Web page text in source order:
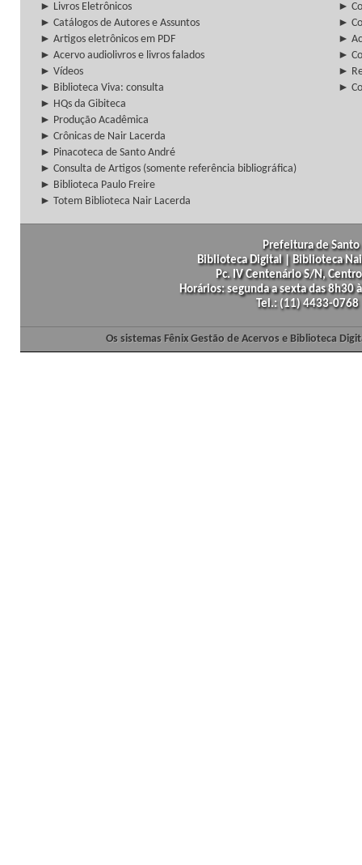
► Livros Eletrônicos
►
► Catálogos de Autores e Assuntos
►
► Artigos eletrônicos em PDF
►
► Acervo audiolivros e livros falados
►
► Vídeos
►
► Biblioteca Viva: consulta
►
► HQs da Gibiteca
► Produção Acadêmica
► Crônicas de Nair Lacerda
► Pinacoteca de Santo André
► Consulta de Artigos (somente referência bibliográfica)
► Biblioteca Paulo Freire
► Totem Biblioteca Nair Lacerda
Prefeitura de
Biblioteca Digital | Biblioteca
Pc. IV Centenário S/N,
Horários: segunda a sexta das
Tel.: (11) 4433-
Os sistemas Fênix Gestão de Acervos e Biblioteca